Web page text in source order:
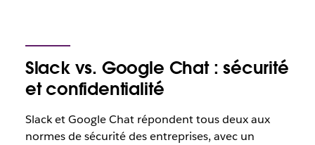
Slack vs. Google Chat : sécurité
et confidentialité
Slack et Google Chat répondent tous deux aux
normes de sécurité des entreprises, avec un